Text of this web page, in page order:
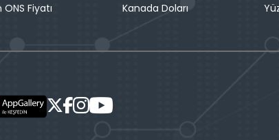
ONS Fiyatı
Kanada Doları